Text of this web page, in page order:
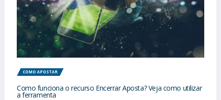
COMO APOSTAR
Como funciona o recurso Encerrar Aposta? Veja como utilizar
a ferramenta